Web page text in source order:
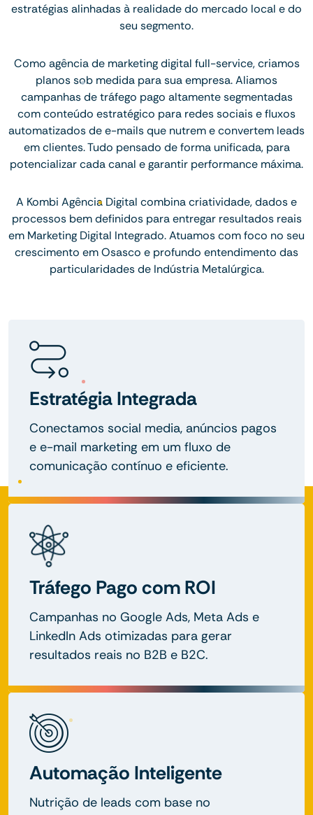
estratégias alinhadas à realidade do mercado local e do
seu segmento.
Como agência de marketing digital full-service, criamos
planos sob medida para sua empresa. Aliamos
campanhas de tráfego pago altamente segmentadas
com conteúdo estratégico para redes sociais e fluxos
automatizados de e-mails que nutrem e convertem leads
em clientes. Tudo pensado de forma unificada, para
potencializar cada canal e garantir performance máxima.
A Kombi Agência Digital combina criatividade, dados e
processos bem definidos para entregar resultados reais
em Marketing Digital Integrado. Atuamos com foco no seu
crescimento em Osasco e profundo entendimento das
particularidades de Indústria Metalúrgica.
Estratégia Integrada
Conectamos social media, anúncios pagos
e e-mail marketing em um fluxo de
comunicação contínuo e eficiente.
Tráfego Pago com ROI
Campanhas no Google Ads, Meta Ads e
LinkedIn Ads otimizadas para gerar
resultados reais no B2B e B2C.
Automação Inteligente
Nutrição de leads com base no